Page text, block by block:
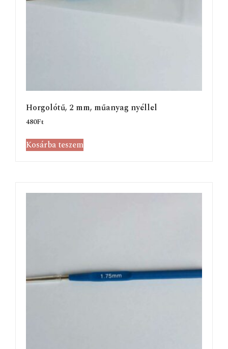
Horgolótű, 2 mm, műanyag nyéllel
480Ft
Kosárba teszem